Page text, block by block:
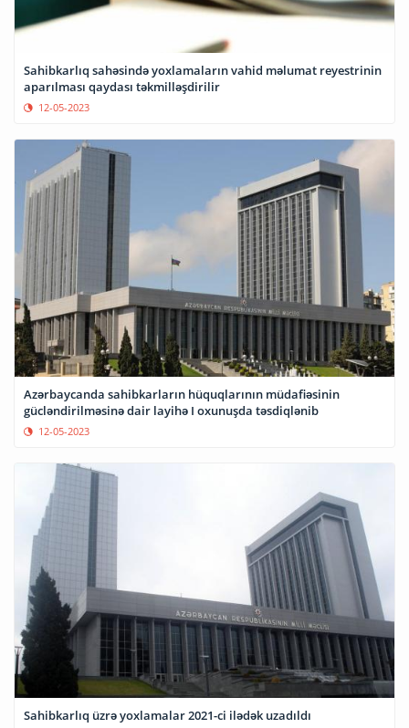
Sahibkarlıq sahəsində yoxlamaların vahid məlumat reyestrinin
aparılması qaydası təkmilləşdirilir
12-05-2023
Azərbaycanda sahibkarların hüquqlarının müdafiəsinin
gücləndirilməsinə dair layihə I oxunuşda təsdiqlənib
12-05-2023
Sahibkarlıq üzrə yoxlamalar 2021-ci ilədək uzadıldı